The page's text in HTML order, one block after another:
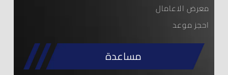
معرض الاعامال
احجز موعد
مساعدة